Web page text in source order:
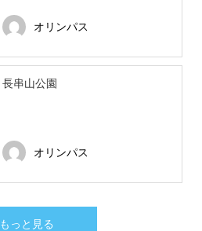
オリンパス
長串山公園
オリンパス
もっと見る